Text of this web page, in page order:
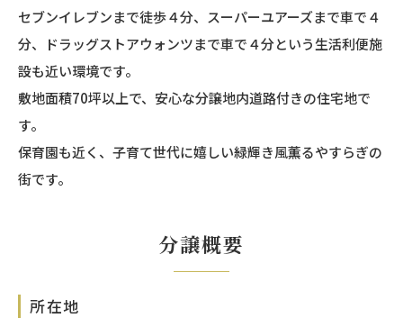
セブンイレブンまで徒歩４分、スーパーユアーズまで車で４
分、ドラッグストアウォンツまで車で４分という生活利便施
設も近い環境です。
敷地面積70坪以上で、安心な分譲地内道路付きの住宅地で
す。
保育園も近く、子育て世代に嬉しい緑輝き風薫るやすらぎの
街です。
分譲概要
所在地